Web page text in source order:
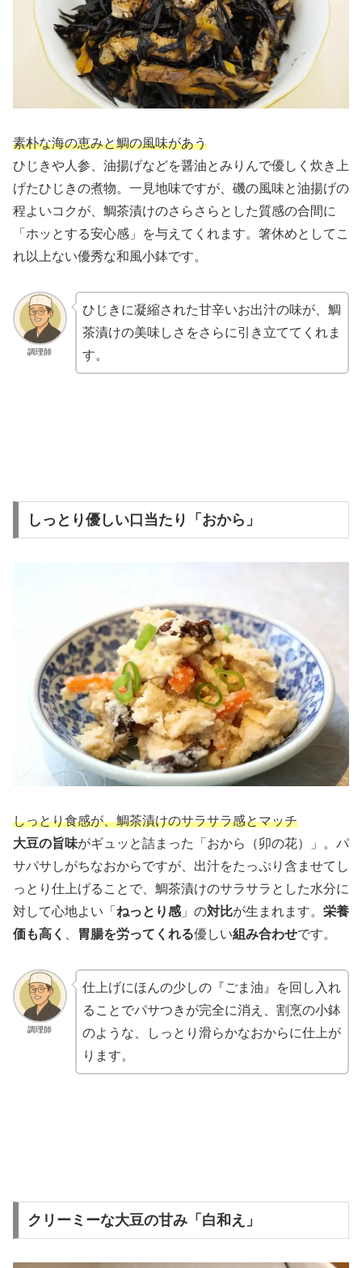
素朴な海の恵みと鯛の風味があう
ひじきや人参、油揚げなどを醤油とみりんで優しく炊き上
げたひじきの煮物。一見地味ですが、磯の風味と油揚げの
程よいコクが、鯛茶漬けのさらさらとした質感の合間に
「ホッとする安心感」を与えてくれます。箸休めとしてこ
れ以上ない優秀な和風小鉢です。
調理師
ひじきに凝縮された甘辛いお出汁の味が、鯛
茶漬けの美味しさをさらに引き立ててくれま
す。
しっとり優しい口当たり「おから」
しっとり食感が、鯛茶漬けのサラサラ感とマッチ
大豆の旨味がギュッと詰まった「おから（卯の花）」。パ
サパサしがちなおからですが、出汁をたっぷり含ませてし
っとり仕上げることで、鯛茶漬けのサラサラとした水分に
対して心地よい「 ねっとり感 」の対比が生まれます。 栄養
価も高く
胃腸を労ってくれる優しい組み合わせです。
調理師
仕上げにほんの少しの『ごま油』を回し入れ
ることでパサつきが完全に消え、割烹の小鉢
のような、しっとり滑らかなおからに仕上が
ります。
クリーミーな大豆の甘み「白和え」